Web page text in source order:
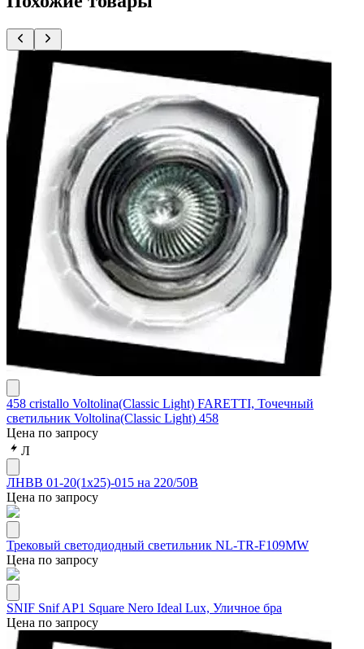
458 cristallo Voltolina(Classic Light) FARETTI, Точечный
светильник Voltolina(Classic Light) 458
Цена по запросу
Л
ЛНВВ 01-20(1х25)-015 на 220/50В
Цена по запросу
Трековый светодиодный светильник NL-TR-F109MW
Цена по запросу
SNIF Snif AP1 Square Nero Ideal Lux, Уличное бра
Цена по запросу